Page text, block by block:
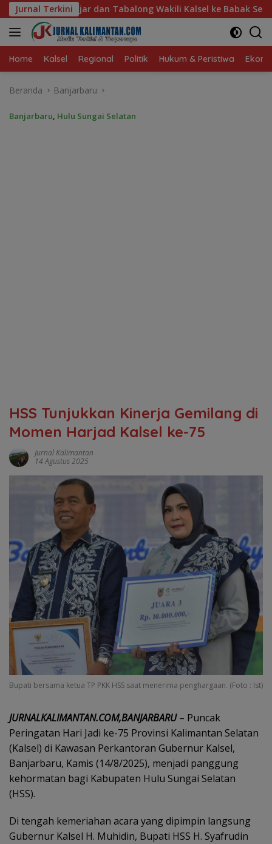
Langsung
ke
konten
Jurnal Terkini
Wakili Kalsel ke Babak Semifinal Gubernur Cup Road to
Home Kalsel Regional Politik Hukum & Peristiwa
Beranda Banjarbaru
Banjarbaru, Hulu Sungai Selatan
HSS Tunjukkan Kinerja Gemilang di
Momen Harjad Kalsel ke-75
Jurnal Kalimantan
14 Agustus 2025
Bupati bersama ketua TP PKK HSS saat menerima penghargaan. (Foto : Ist)
JURNALKALIMANTAN.COM,BANJARBARU– Puncak
Peringatan Hari Jadi ke-75 Provinsi Kalimantan Selatan
(Kalsel) di Kawasan Perkantoran Gubernur Kalsel,
Banjarbaru, Kamis (14/8/2025), menjadi panggung
kehormatan bagi Kabupaten Hulu Sungai Selatan
(HSS).
Di tengah kemeriahan acara yang dipimpin langsung
Gubernur Kalsel H. Muhidin, Bupati HSS H. Syafrudin